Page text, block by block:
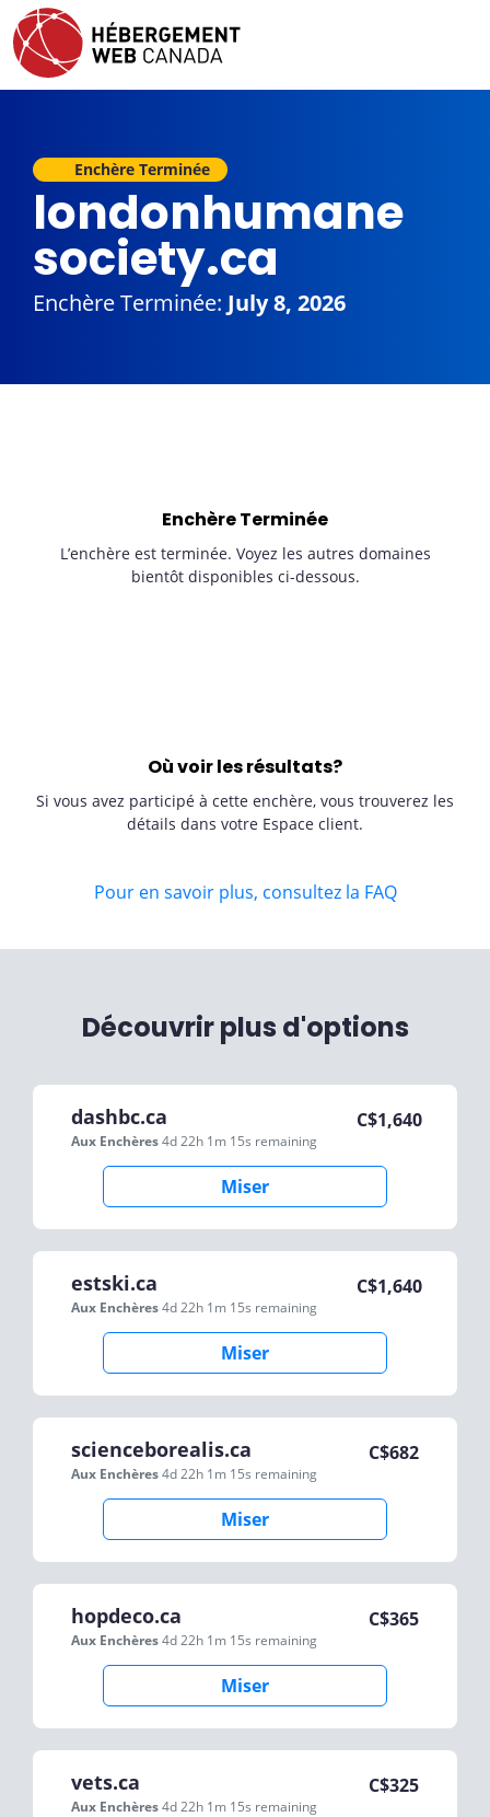
Enchère Terminée
londonhumane
society.ca
Enchère Terminée: July 8, 2026
Enchère Terminée
L’enchère est terminée. Voyez les autres domaines
bientôt disponibles ci-dessous.
Où voir les résultats?
Si vous avez participé à cette enchère, vous trouverez les
détails dans votre Espace client.
Pour en savoir plus, consultez la FAQ
Découvrir plus d'options
dashbc.ca
Aux Enchères4d 22h 1m 15s remaining
C$1,640
Miser
estski.ca
Aux Enchères4d 22h 1m 15s remaining
C$1,640
Miser
scienceborealis.ca
Aux Enchères4d 22h 1m 15s remaining
C$682
Miser
hopdeco.ca
Aux Enchères4d 22h 1m 15s remaining
C$365
Miser
vets.ca
Aux Enchères4d 22h 1m 15s remaining
C$325